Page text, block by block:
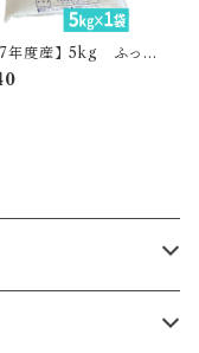
7年度産】5kg ふっく
貞広農場